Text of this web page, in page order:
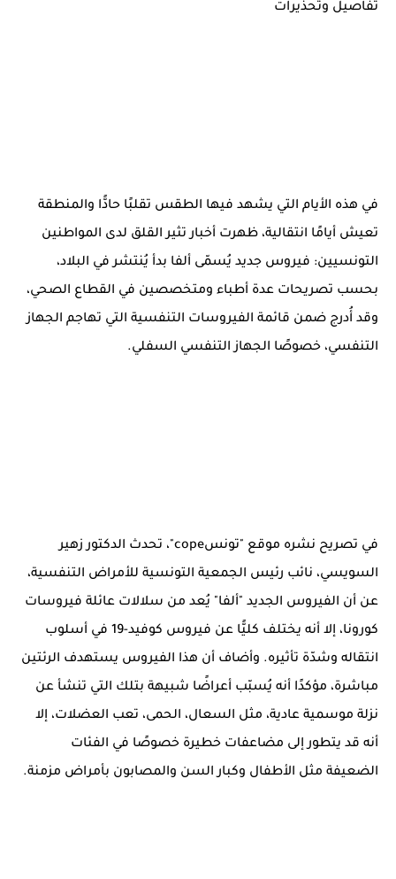
تفاصيل وتحذيرات
في هذه الأيام التي يشهد فيها الطقس تقلبًا حادًّا والمنطقة
تعيش أيامًا انتقالية، ظهرت أخبار تثير القلق لدى المواطنين
التونسيين: فيروس جديد يُسمّى ألفا بدأ يُنتشر في البلاد،
بحسب تصريحات عدة أطباء ومتخصصين في القطاع الصحي،
وقد أُدرج ضمن قائمة الفيروسات التنفسية التي تهاجم الجهاز
التنفسي، خصوصًا الجهاز التنفسي السفلي.
في تصريح نشره موقع "تونسcope"، تحدث الدكتور زهير
السويسي، نائب رئيس الجمعية التونسية للأمراض التنفسية،
عن أن الفيروس الجديد "ألفا" يُعد من سلالات عائلة فيروسات
كورونا، إلا أنه يختلف كليًّا عن فيروس كوفيد-19 في أسلوب
انتقاله وشدّة تأثيره. وأضاف أن هذا الفيروس يستهدف الرئتين
مباشرة، مؤكدًا أنه يُسبّب أعراضًا شبيهة بتلك التي تنشأ عن
نزلة موسمية عادية، مثل السعال، الحمى، تعب العضلات، إلا
أنه قد يتطور إلى مضاعفات خطيرة خصوصًا في الفئات
الضعيفة مثل الأطفال وكبار السن والمصابون بأمراض مزمنة.